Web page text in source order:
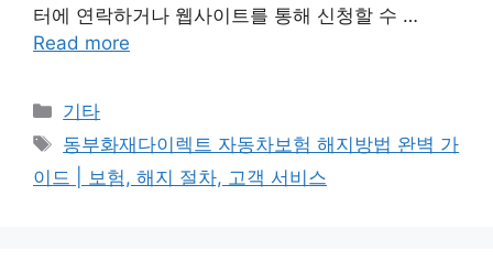
터에 연락하거나 웹사이트를 통해 신청할 수 …
Read more
Categories
기타
Tags
동부화재다이렉트 자동차보험 해지방법 완벽 가
이드 | 보험, 해지 절차, 고객 서비스